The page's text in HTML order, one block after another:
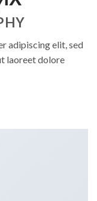
adipiscing elit, sed
laoreet dolore